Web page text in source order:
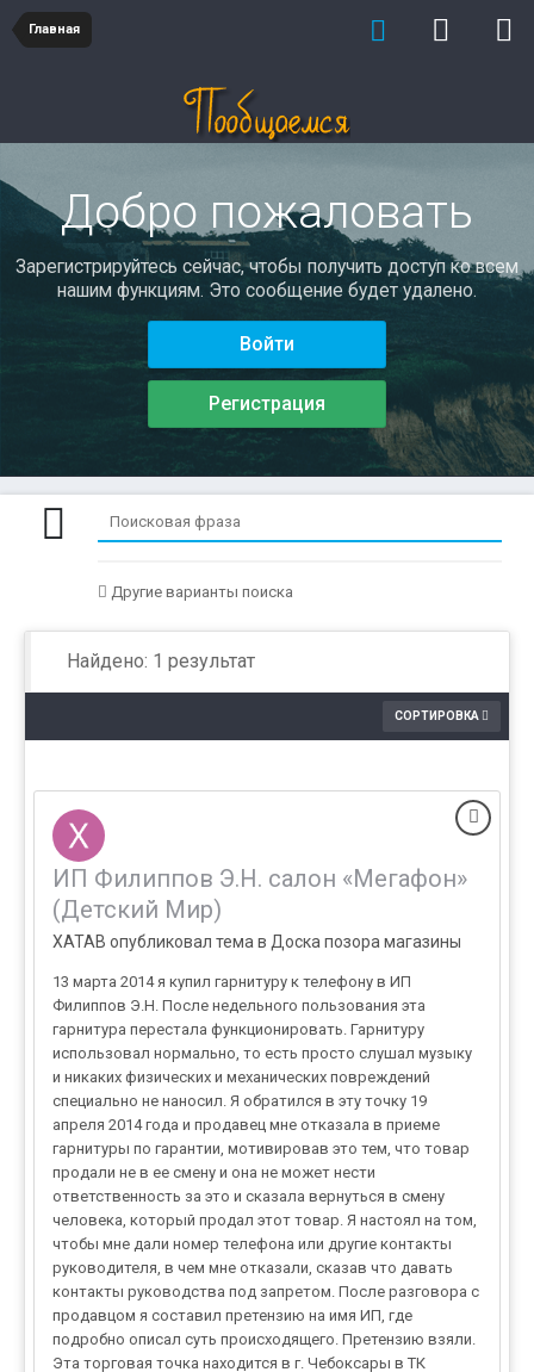
Главная
Добро пожаловать
Зарегистрируйтесь сейчас, чтобы получить доступ ко всем
нашим функциям. Это сообщение будет удалено.
Войти
Регистрация
Другие варианты поиска
Найдено: 1 результат
СОРТИРОВКА
ИП Филиппов Э.Н. салон «Мегафон»
(Детский Мир)
XATAB опубликовал тема в Доска позора магазины
13 марта 2014 я купил гарнитуру к телефону в ИП
Филиппов Э.Н. После недельного пользования эта
гарнитура перестала функционировать. Гарнитуру
использовал нормально, то есть просто слушал музыку
и никаких физических и механических повреждений
специально не наносил. Я обратился в эту точку 19
апреля 2014 года и продавец мне отказала в приеме
гарнитуры по гарантии, мотивировав это тем, что товар
продали не в ее смену и она не может нести
ответственность за это и сказала вернуться в смену
человека, который продал этот товар. Я настоял на том,
чтобы мне дали номер телефона или другие контакты
руководителя, в чем мне отказали, сказав что давать
контакты руководства под запретом. После разговора с
продавцом я составил претензию на имя ИП, где
подробно описал суть происходящего. Претензию взяли.
Эта торговая точка находится в г. Чебоксары в ТК